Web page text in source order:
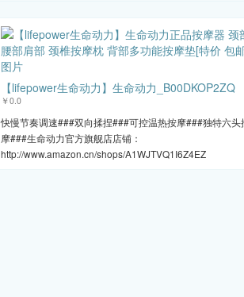
【lifepower生命动力】生命动力_B00DKOP2ZQ
￥0.0
快慢节奏调速###双向揉捏###可控温热按摩###独特六头
摩###生命动力官方旗舰店店铺：
http://www.amazon.cn/shops/A1WJTVQ1I6Z4EZ